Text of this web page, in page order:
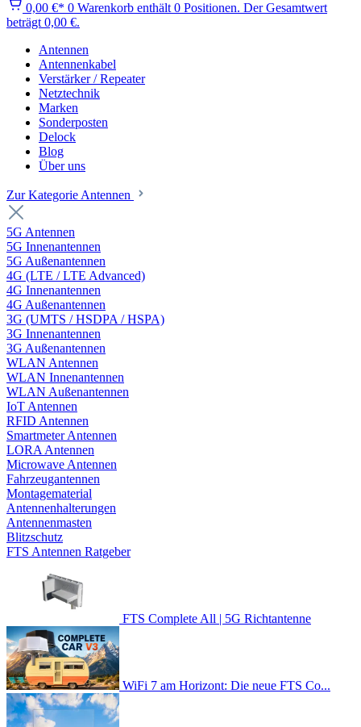
0,00 €* 0 Warenkorb enthält 0 Positionen. Der Gesamtwert
beträgt 0,00 €.
Antennen
Antennenkabel
Verstärker / Repeater
Netztechnik
Marken
Sonderposten
Delock
Blog
Über uns
Zur Kategorie Antennen
5G Antennen
5G Innenantennen
5G Außenantennen
4G (LTE / LTE Advanced)
4G Innenantennen
4G Außenantennen
3G (UMTS / HSDPA / HSPA)
3G Innenantennen
3G Außenantennen
WLAN Antennen
WLAN Innenantennen
WLAN Außenantennen
IoT Antennen
RFID Antennen
Smartmeter Antennen
LORA Antennen
Microwave Antennen
Fahrzeugantennen
Montagematerial
Antennenhalterungen
Antennenmasten
Blitzschutz
FTS Antennen Ratgeber
FTS Complete All | 5G Richtantenne
WiFi 7 am Horizont: Die neue FTS Co...